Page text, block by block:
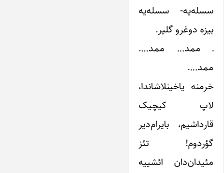
سسله‌یه- سسله‌یه
بیزه دوغرو گلیر.
ـ ممد… ممد….
ممد….
خرمنه یاخینلاشاندا،
لاپ کیچیک
قارداشیم، بایرام‌دیر
گؤردوم! تئز
مئیدان‌دان ائشییه